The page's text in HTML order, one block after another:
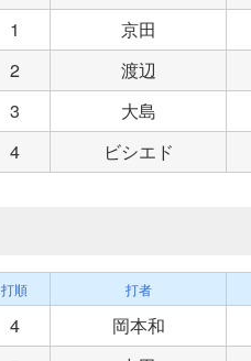
1
京田
2
渡辺
3
大島
4 ビシエド
打順 打者
4
岡本和